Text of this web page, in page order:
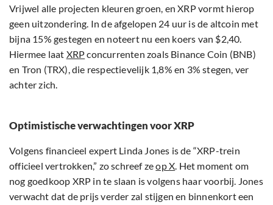
Vrijwel alle projecten kleuren groen, en XRP vormt hierop
geen uitzondering. In de afgelopen 24 uur is de altcoin met
bijna 15% gestegen en noteert nu een koers van $2,40.
Hiermee laat XRPconcurrenten zoals Binance Coin (BNB)
en Tron (TRX), die respectievelijk 1,8% en 3% stegen, ver
achter zich.
Optimistische verwachtingen voor XRP
Volgens financieel expert Linda Jones is de “XRP-trein
officieel vertrokken,” zo schreef zeop X. Het moment om
nog goedkoop XRP in te slaan is volgens haar voorbij. Jones
verwacht dat de prijs verder zal stijgen en binnenkort een